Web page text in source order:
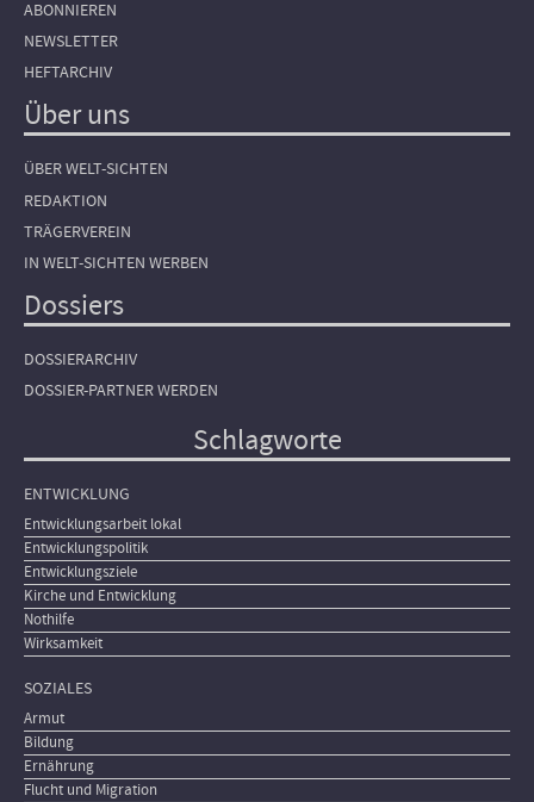
ABONNIEREN
NEWSLETTER
HEFTARCHIV
Über uns
ÜBER WELT-SICHTEN
REDAKTION
TRÄGERVEREIN
IN WELT-SICHTEN WERBEN
Dossiers
DOSSIERARCHIV
DOSSIER-PARTNER WERDEN
Schlagworte
ENTWICKLUNG
Entwicklungsarbeit lokal
Entwicklungspolitik
Entwicklungsziele
Kirche und Entwicklung
Nothilfe
Wirksamkeit
SOZIALES
Armut
Bildung
Ernährung
Flucht und Migration